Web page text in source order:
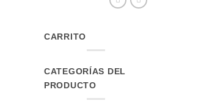
CARRITO
CATEGORÍAS DEL
PRODUCTO